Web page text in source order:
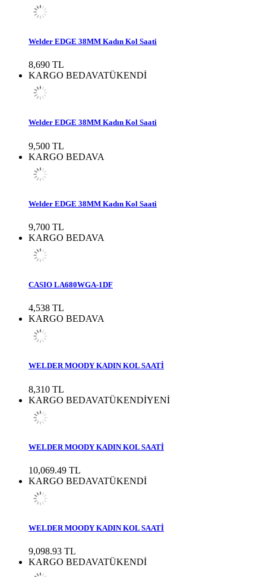
Welder EDGE 38MM Kadın Kol Saati
8,690 TL
KARGO BEDAVATÜKENDİ
Welder EDGE 38MM Kadın Kol Saati
9,500 TL
KARGO BEDAVA
Welder EDGE 38MM Kadın Kol Saati
9,700 TL
KARGO BEDAVA
CASIO LA680WGA-1DF
4,538 TL
KARGO BEDAVA
WELDER MOODY KADIN KOL SAATİ
8,310 TL
KARGO BEDAVATÜKENDİYENİ
WELDER MOODY KADIN KOL SAATİ
10,069.49 TL
KARGO BEDAVATÜKENDİ
WELDER MOODY KADIN KOL SAATİ
9,098.93 TL
KARGO BEDAVATÜKENDİ